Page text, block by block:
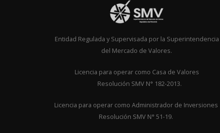
Entidad Regulada y Supervisada por la Superintendencia
del Mercado de Valores.
Licencia para operar como Casa de Valores
Resolución SMV N° 182-2013.
Licencia para operar como Administrador de Inversiones
Resolución SMV N° 51-19.